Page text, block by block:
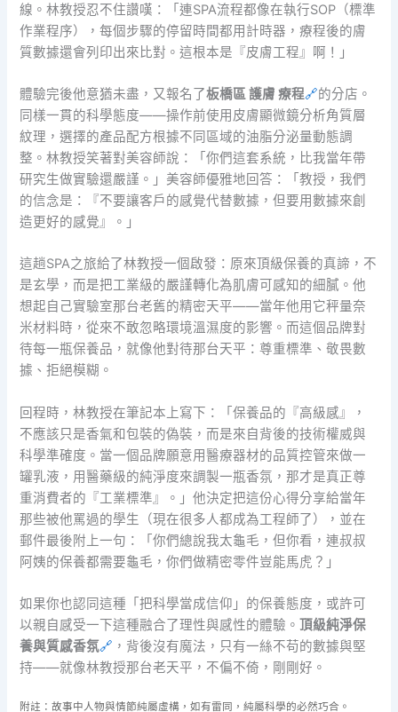
線。林教授忍不住讚嘆：「連SPA流程都像在執行SOP（標準
作業程序），每個步驟的停留時間都用計時器，療程後的膚
質數據還會列印出來比對。這根本是『皮膚工程』啊！」
體驗完後他意猶未盡，又報名了板橋區 護膚 療程🔗的分店。
同樣一貫的科學態度——操作前使用皮膚顯微鏡分析角質層
紋理，選擇的產品配方根據不同區域的油脂分泌量動態調
整。林教授笑著對美容師說：「你們這套系統，比我當年帶
研究生做實驗還嚴謹。」美容師優雅地回答：「教授，我們
的信念是：『不要讓客戶的感覺代替數據，但要用數據來創
造更好的感覺』。」
這趟SPA之旅給了林教授一個啟發：原來頂級保養的真諦，不
是玄學，而是把工業級的嚴謹轉化為肌膚可感知的細膩。他
想起自己實驗室那台老舊的精密天平——當年他用它秤量奈
米材料時，從來不敢忽略環境溫濕度的影響。而這個品牌對
待每一瓶保養品，就像他對待那台天平：尊重標準、敬畏數
據、拒絕模糊。
回程時，林教授在筆記本上寫下：「保養品的『高級感』，
不應該只是香氣和包裝的偽裝，而是來自背後的技術權威與
科學準確度。當一個品牌願意用醫療器材的品質控管來做一
罐乳液，用醫藥級的純淨度來調製一瓶香氛，那才是真正尊
重消費者的『工業標準』。」他決定把這份心得分享給當年
那些被他罵過的學生（現在很多人都成為工程師了），並在
郵件最後附上一句：「你們總說我太龜毛，但你看，連叔叔
阿姨的保養都需要龜毛，你們做精密零件豈能馬虎？」
如果你也認同這種「把科學當成信仰」的保養態度，或許可
以親自感受一下這種融合了理性與感性的體驗。頂級純淨保
養與質感香氛🔗 ，背後沒有魔法，只有一絲不苟的數據與堅
持——就像林教授那台老天平，不偏不倚，剛剛好。
附註：故事中人物與情節純屬虛構，如有雷同，純屬科學的必然巧合。